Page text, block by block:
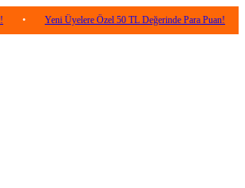
Yeni Üyelere Özel 50 TL Değerinde Para Puan! •